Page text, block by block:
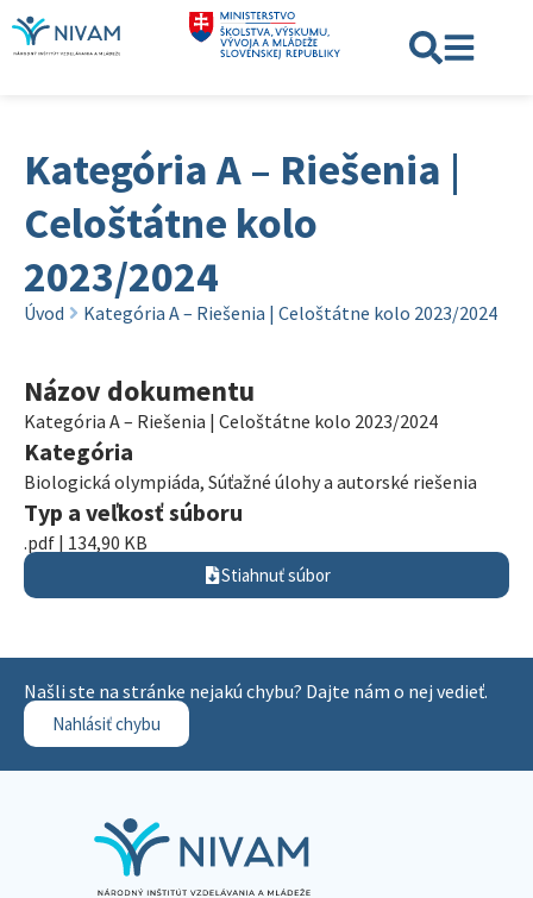
Kategória A – Riešenia |
Celoštátne kolo
2023/2024
Úvod Kategória A – Riešenia | Celoštátne kolo 2023/2024
Názov dokumentu
Kategória A – Riešenia | Celoštátne kolo 2023/2024
Kategória
Biologická olympiáda, Súťažné úlohy a autorské riešenia
Typ a veľkosť súboru
.pdf | 134,90 KB
Stiahnuť súbor
Našli ste na stránke nejakú chybu? Dajte nám o nej vedieť.
Nahlásiť chybu